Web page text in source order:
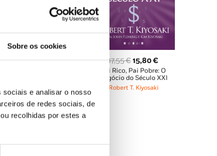
Sobre os cookies
sociais e analisar o nosso
de redes sociais, de
recolhidas por estes a
17,85€O
era:
17,85 €.
16,07€O
é:
16,07 €.
Robert T. Kiyosaki
17,55€ O
preço
original
15,80€O
preço
atual
Pai Rico, Pai Pobre: O
Negócio do Século XXI
Robert T. Kiyosaki